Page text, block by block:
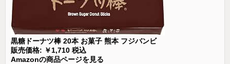
黒糖ドーナツ棒 20本 お菓子 熊本 フジバンビ
販売価格: ￥1,710 税込
Amazonの商品ページを見る